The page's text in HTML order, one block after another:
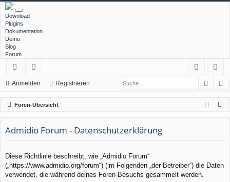
Download
Plugins
Dokumentation
Demo
Blog
Forum
ch
ne
llz
ug
f
or
en
m
el
ist
rie
Anmelden Registrieren
Foren-Übersicht
Admidio Forum - Datenschutzerklärung
Diese Richtlinie beschreibt, wie „Admidio Forum“
(„https://www.admidio.org/forum“) (im Folgenden „der Betreiber“) die Daten
verwendet, die während deines Foren-Besuchs gesammelt werden.